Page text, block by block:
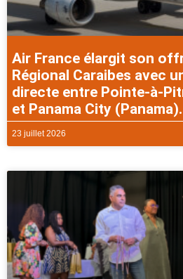
Air France élargit son
Régional Caraibes avec
directe entre Pointe-à-
et Panama City (Panama).
23 juillet 2026